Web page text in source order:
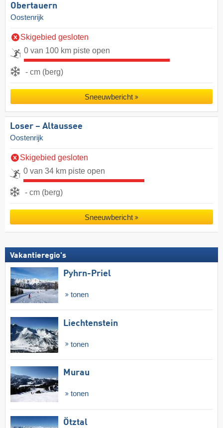
Obertauern
Oostenrijk
Skigebied gesloten
0 van 100 km piste open
- cm (berg)
Sneeuwbericht
Loser – Altaussee
Oostenrijk
Skigebied gesloten
0 van 34 km piste open
- cm (berg)
Sneeuwbericht
Vakantieregio's
Pyhrn-Priel
tonen
Liechtenstein
tonen
Murau
tonen
Ötztal